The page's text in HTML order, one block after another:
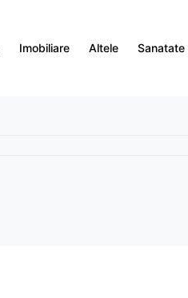
Imobiliare Altele Sanatate